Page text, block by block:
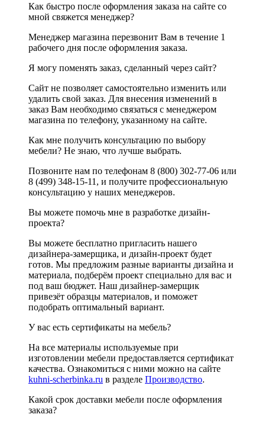
Как быстро после оформления заказа на сайте со
мной свяжется менеджер?
Менеджер магазина перезвонит Вам в течение 1
рабочего дня после оформления заказа.
Я могу поменять заказ, сделанный через сайт?
Сайт не позволяет самостоятельно изменить или
удалить свой заказ. Для внесения изменений в
заказ Вам необходимо связаться с менеджером
магазина по телефону, указанному на сайте.
Как мне получить консультацию по выбору
мебели? Не знаю, что лучше выбрать.
Позвоните нам по телефонам 8 (800) 302-77-06 или
8 (499) 348-15-11, и получите профессиональную
консультацию у наших менеджеров.
Вы можете помочь мне в разработке дизайн-
проекта?
Вы можете бесплатно пригласить нашего
дизайнера-замерщика, и дизайн-проект будет
готов. Мы предложим разные варианты дизайна и
материала, подберём проект специально для вас и
под ваш бюджет. Наш дизайнер-замерщик
привезёт образцы материалов, и поможет
подобрать оптимальный вариант.
У вас есть сертификаты на мебель?
На все материалы используемые при
изготовлении мебели предоставляется сертификат
качества. Ознакомиться с ними можно на сайте
kuhni-scherbinka.ru в разделе Производство.
Какой срок доставки мебели после оформления
заказа?